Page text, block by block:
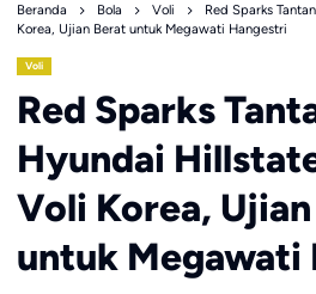
Beranda Bola Voli
Red Sparks
Korea, Ujian Berat untuk Megawati Hangestri
Voli
Red Sparks
Hyundai
Voli Korea,
untuk Megawati